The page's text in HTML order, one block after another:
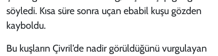
söyledi. Kısa süre sonra uçan ebabil kuşu gözden
kayboldu.
Bu kuşların Çivril’de nadir görüldüğünü vurgulayan